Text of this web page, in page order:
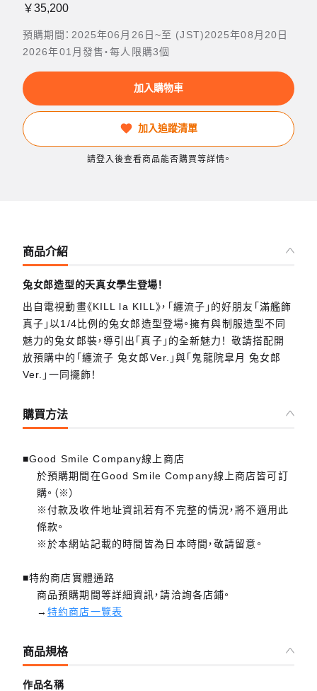
￥35,200
預購期間：2025年06月26日~至 (JST)2025年08月20日
2026年01月發售・每人限購3個
加入購物車
加入追蹤清單
請登入後查看商品能否購買等詳情。
商品介紹
兔女郎造型的天真女學生登場！
出自電視動畫《KILL la KILL》，「纏流子」的好朋友「滿艦飾
真子」以1/4比例的兔女郎造型登場。擁有與制服造型不同
魅力的兔女郎裝，導引出「真子」的全新魅力！ 敬請搭配開
放預購中的「纏流子 兔女郎Ver.」與「鬼龍院皐月 兔女郎
Ver.」一同擺飾！
購買方法
■Good Smile Company線上商店
於預購期間在Good Smile Company線上商店皆可訂
購。（※）
※付款及收件地址資訊若有不完整的情況，將不適用此
條款。
※於本網站記載的時間皆為日本時間，敬請留意。
■特約商店實體通路
商品預購期間等詳細資訊，請洽詢各店鋪。
→特約商店一覽表
商品規格
作品名稱